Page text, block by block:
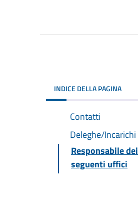
INDICE DELLA PAGINA
Contatti
Deleghe/Incarichi
Responsabile dei
seguenti uffici